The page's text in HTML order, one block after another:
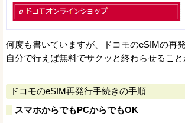
何度も書いていますが、ドコモのeSIMの再
自分で行えば無料でサクッと終わらせること
ドコモのeSIM再発行手続きの手順
スマホからでもPCからでもOK